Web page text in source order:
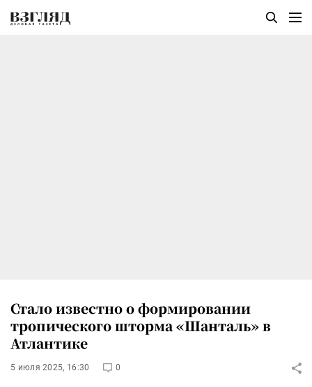
Стало известно о формировании
тропического шторма «Шанталь» в
Атлантике
5 июля 2025, 16:30 0